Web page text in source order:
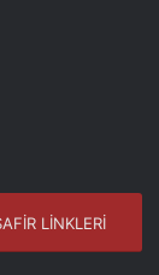
LİNKLERİ